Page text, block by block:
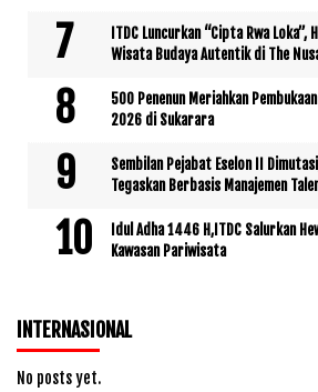
ITDC Luncurkan “Cipta Rwa Loka”,
Wisata Budaya Autentik di The
500 Penenun Meriahkan
2026 di Sukarara
Sembilan Pejabat Eselon II
Tegaskan Berbasis Manajemen
Idul Adha 1446 H,ITDC Salurkan
Kawasan Pariwisata
INTERNASIONAL
No posts yet.